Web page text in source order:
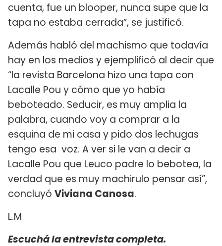
cuenta, fue un blooper, nunca supe que la
tapa no estaba cerrada”, se justificó.
Además habló del machismo que todavía
hay en los medios y ejemplificó al decir que
“la revista Barcelona hizo una tapa con
Lacalle Pou y cómo que yo había
beboteado. Seducir, es muy amplia la
palabra, cuando voy a comprar a la
esquina de mi casa y pido dos lechugas
tengo esa voz. A ver si le van a decir a
Lacalle Pou que Leuco padre lo bebotea, la
verdad que es muy machirulo pensar así”,
concluyó Viviana Canosa.
L.M
Escuchá la entrevista completa.